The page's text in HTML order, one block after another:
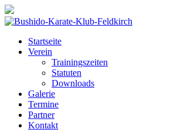
Startseite
Verein
Trainingszeiten
Statuten
Downloads
Galerie
Termine
Partner
Kontakt